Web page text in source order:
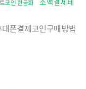
코인 현금화
대폰결제코인구매방법